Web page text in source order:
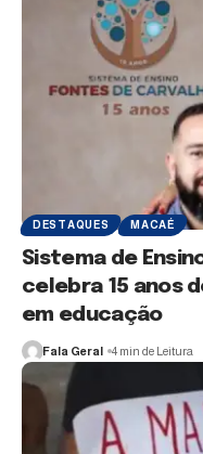
DESTAQUES MACAÉ
Sistema de
celebra 15 anos
em educação
Fala Geral 4 min de Leitura